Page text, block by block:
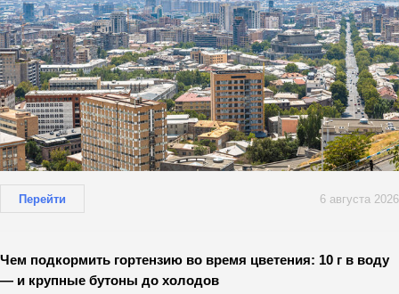
Перейти 6 августа 2026
Чем подкормить гортензию во время цветения: 10 г в воду
— и крупные бутоны до холодов